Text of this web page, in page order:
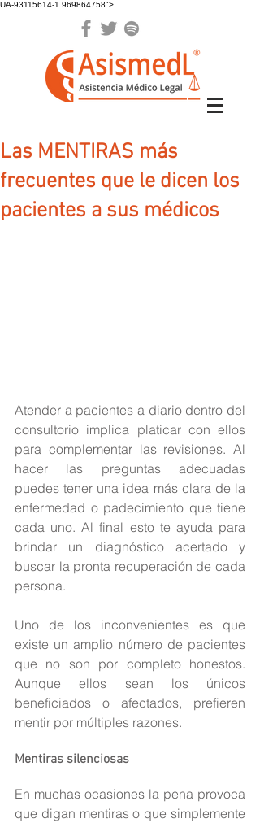
UA-93115614-1 969864758">
Las MENTIRAS más
frecuentes que le dicen los
pacientes a sus médicos
Atender a pacientes a diario dentro del
consultorio implica platicar con ellos
para complementar las revisiones. Al
hacer las preguntas adecuadas
puedes tener una idea más clara de la
enfermedad o padecimiento que tiene
cada uno. Al final esto te ayuda para
brindar un diagnóstico acertado y
buscar la pronta recuperación de cada
persona.
Uno de los inconvenientes es que
existe un amplio número de pacientes
que no son por completo honestos.
Aunque ellos sean los únicos
beneficiados o afectados, prefieren
mentir por múltiples razones.
Mentiras silenciosas
En muchas ocasiones la pena provoca
que digan mentiras o que simplemente